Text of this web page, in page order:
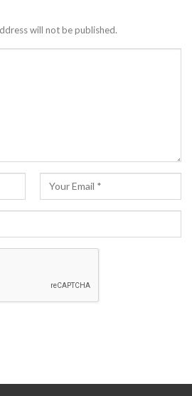
will not be published.